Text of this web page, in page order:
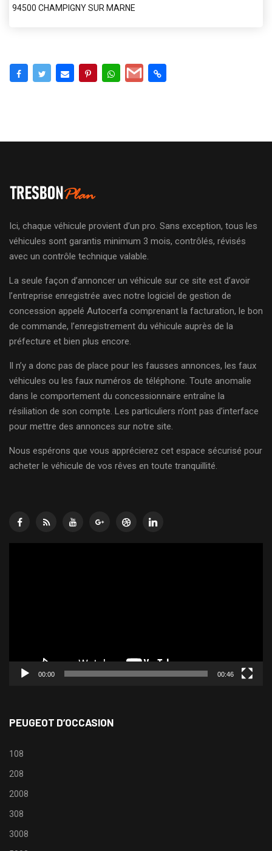
94500 CHAMPIGNY SUR MARNE
Ici, chaque véhicule provient d’un pro. Sans exception, tous les
véhicules sont garantis minimum 3 mois, contrôlés, révisés
avec un contrôle technique valable.
La seule façon d’annoncer un véhicule sur ce site est d’avoir
l’entreprise enregistrée avec notre logiciel de gestion de
concession appelé Autocerfa comprenant la facturation, le bon
de commande, l’enregistrement du véhicule auprès de la
préfecture et bien plus encore.
Il n’y a donc pas de place pour les fausses annonces, les faux
véhicules ou les faux numéros de téléphone. Toute anomalie
dans le comportement du concessionnaire entraîne la
résiliation de son compte. Les particuliers n’ont pas d’interface
pour mettre des annonces sur notre site.
Nous espérons que vous apprécierez cet espace sécurisé pour
acheter le véhicule de vos rêves en toute tranquillité.
00:00 00:46
PEUGEOT D’OCCASION
108
208
2008
308
3008